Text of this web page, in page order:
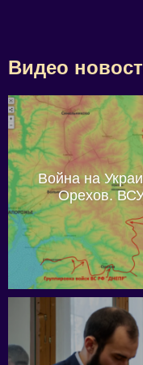
Видео
Война на
Орехов.